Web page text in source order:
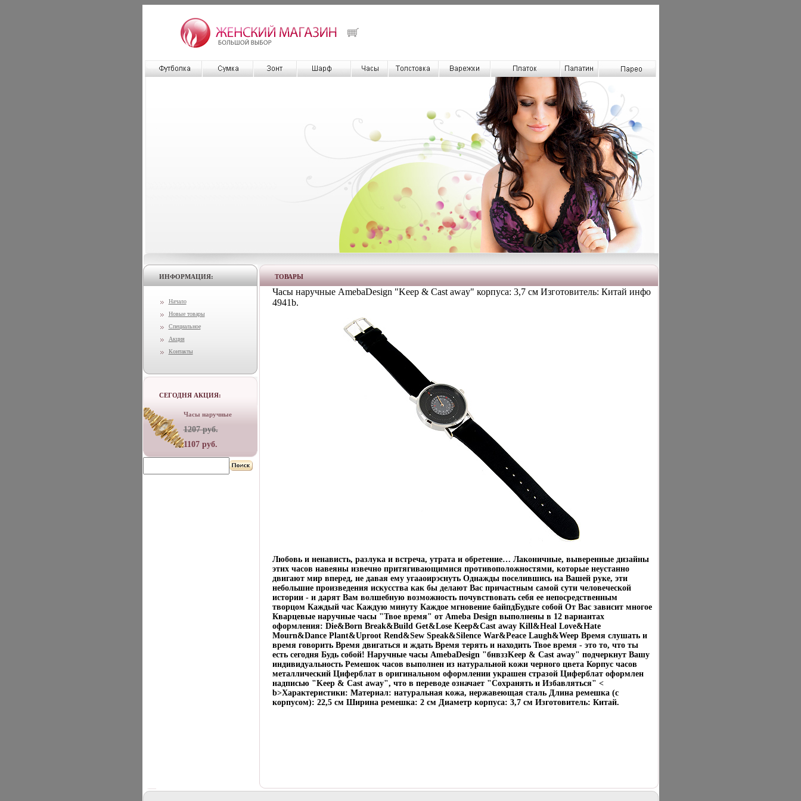
ИНФОРМАЦИЯ:
Начало
Новые товары
Специальное
Акция
Контакты
СЕГОДНЯ АКЦИЯ:
Часы наручные
1207 руб.
1107 руб.
ТОВАРЫ
Часы наручные AmebaDesign "Keep & Cast away" корпуса: 3,7 см Изготовитель: Китай инфо
4941b.
Любовь и ненависть, разлука и встреча, утрата и обретение… Лаконичные, выверенные дизайны
этих часов навеяны извечно притягивающимися противоположностями, которые неустанно
двигают мир вперед, не давая ему угааоирэснуть Однажды поселившись на Вашей руке, эти
небольшие произведения искусства как бы делают Вас причастным самой сути человеческой
истории - и дарят Вам волшебную возможность почувствовать себя ее непосредственным
творцом Каждый час Каждую минуту Каждое мгновение байпдБудьте собой От Вас зависит многое
Кварцевые наручные часы "Твое время" от Ameba Design выполнены в 12 вариантах
оформления: Die&Born Break&Build Get&Lose Keep&Cast away Kill&Heal Love&Hate
Mourn&Dance Plant&Uproot Rend&Sew Speak&Silence War&Peace Laugh&Weep Время слушать и
время говорить Время двигаться и ждать Время терять и находить Твое время - это то, что ты
есть сегодня Будь собой! Наручные часы AmebaDesign "бнвззKeep & Cast away" подчеркнут Вашу
индивидуальность Ремешок часов выполнен из натуральной кожи черного цвета Корпус часов
металлический Циферблат в оригинальном оформлении украшен стразой Циферблат оформлен
надписью "Keep & Cast away", что в переводе означает "Сохранять и Избавляться" <
b>Характеристики: Материал: натуральная кожа, нержавеющая сталь Длина ремешка (с
корпусом): 22,5 см Ширина ремешка: 2 см Диаметр корпуса: 3,7 см Изготовитель: Китай.